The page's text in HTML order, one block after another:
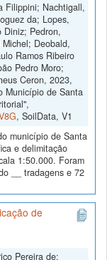
Filippini; Nachtigall,
da; Lopes,
Diniz; Pedron,
Deobald,
Ramos Ribeiro
Pedro Moro;
Ceron, 2023,
Município de Santa
, SoilData, V1
município de Santa
e delimitação
1:50.000. Foram
__ tradagens e 72
de
Pereira de;